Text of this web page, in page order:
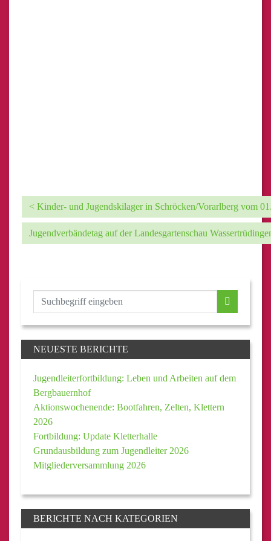
< Kinder- und Jugendskilager in Schröcken/Vorarlberg vom
Jugendverbändetag auf der Landesgartenschau
NEUESTE BERICHTE
Jugendleiterfortbildung: Leben und Arbeiten auf dem
Bergbauernhof
Aktionswochenende: Bootfahren, Zelten, Klettern
2026
Fortbildung: Update Kletterhalle
Grundausbildung zum Jugendleiter 2026
Mitgliederversammlung 2026
BERICHTE NACH KATEGORIEN